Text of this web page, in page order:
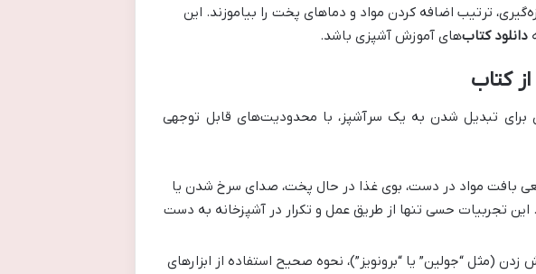
ترتیب اضافه کردن مواد و دماهای پخت را بیاموزند. این
دانلود کتاب‌های آموزش آشپزی باشد.
کتاب
برای تبدیل شدن به یک سرآشپز، با محدودیت‌های قابل توجهی
بافت مواد در دست، بوی غذا در حال پخت، صدای سرخ شدن یا
تجربیات حسی تنها از طریق عمل و تکرار در آشپزخانه به دست
(مثل “جولین” یا “برونویز”)، نحوه صحیح استفاده از ابزارهای